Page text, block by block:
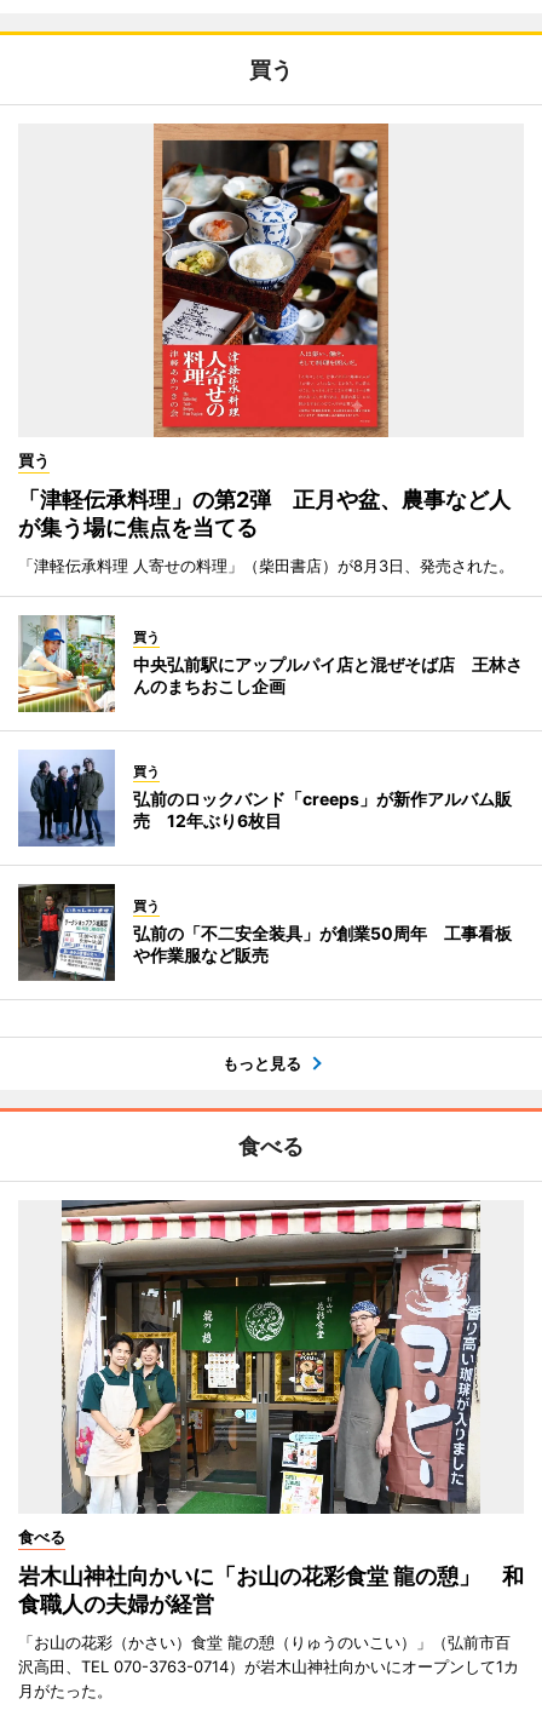
買う
買う
「津軽伝承料理」の第2弾 正月や盆、農事など人
が集う場に焦点を当てる
「津軽伝承料理 人寄せの料理」（柴田書店）が8月3日、発売された。
買う
中央弘前駅にアップルパイ店と混ぜそば店 王林さ
んのまちおこし企画
買う
弘前のロックバンド「creeps」が新作アルバム販
売 12年ぶり6枚目
買う
弘前の「不二安全装具」が創業50周年 工事看板
や作業服など販売
もっと見る
食べる
食べる
岩木山神社向かいに「お山の花彩食堂 龍の憩」 和
食職人の夫婦が経営
「お山の花彩（かさい）食堂 龍の憩（りゅうのいこい）」（弘前市百
沢高田、TEL 070-3763-0714）が岩木山神社向かいにオープンして1カ
月がたった。